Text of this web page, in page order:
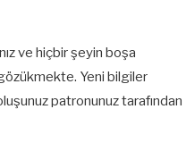
ve hiçbir şeyin boşa
Yeni bilgiler
patronunuz tarafından